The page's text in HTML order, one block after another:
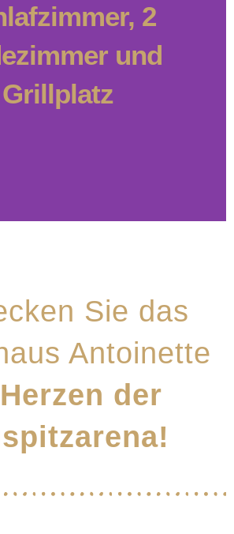
2
und
Grillplatz
Sie das
Antoinette
der